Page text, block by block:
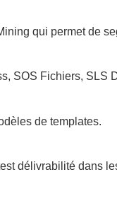
qui permet de
SOS Fichiers, SLS
de templates.
délivrabilité dans